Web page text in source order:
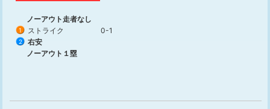
ノーアウト走者なし
1 ストライク 0-1
2
右安
ノーアウト１塁